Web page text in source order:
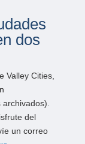
dos
Valley Cities,
del
un correo